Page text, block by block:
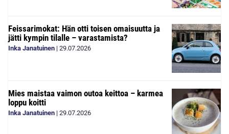
Feissarimokat: Hän otti toisen omaisuutta ja
jätti kympin tilalle – varastamista?
Inka Janatuinen | 29.07.2026
Mies maistaa vaimon outoa keittoa – karmea
loppu koitti
Inka Janatuinen | 29.07.2026